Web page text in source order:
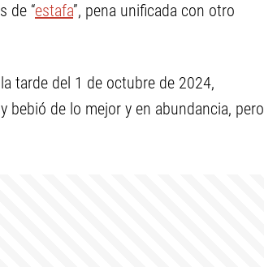
de “estafa”, pena unificada con otro
tarde del 1 de octubre de 2024,
de lo mejor y en abundancia, pero